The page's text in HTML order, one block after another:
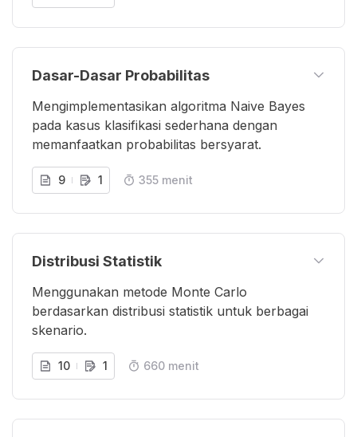
Dasar-Dasar Probabilitas
Mengimplementasikan algoritma Naive Bayes
pada kasus klasifikasi sederhana dengan
memanfaatkan probabilitas bersyarat.
9 1 355 menit
Distribusi Statistik
Menggunakan metode Monte Carlo
berdasarkan distribusi statistik untuk berbagai
skenario.
10 1 660 menit